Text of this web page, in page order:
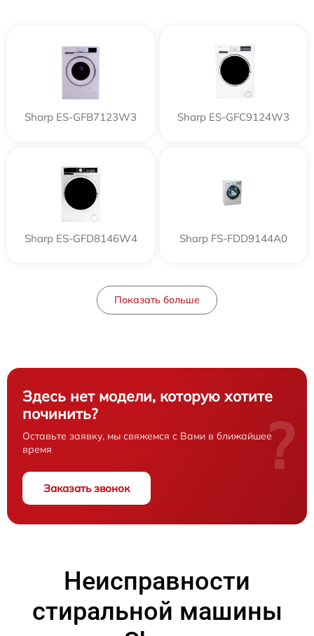
Sharp ES-GFB7123W3 Sharp ES-GFC9124W3
Sharp ES-GFD8146W4 Sharp FS-FDD9144A0
Показать больше
Здесь нет модели, которую хотите
починить?
Оставьте заявку, мы свяжемся с Вами в ближайшее
время
Заказать звонок
?
Неисправности
стиральной машины